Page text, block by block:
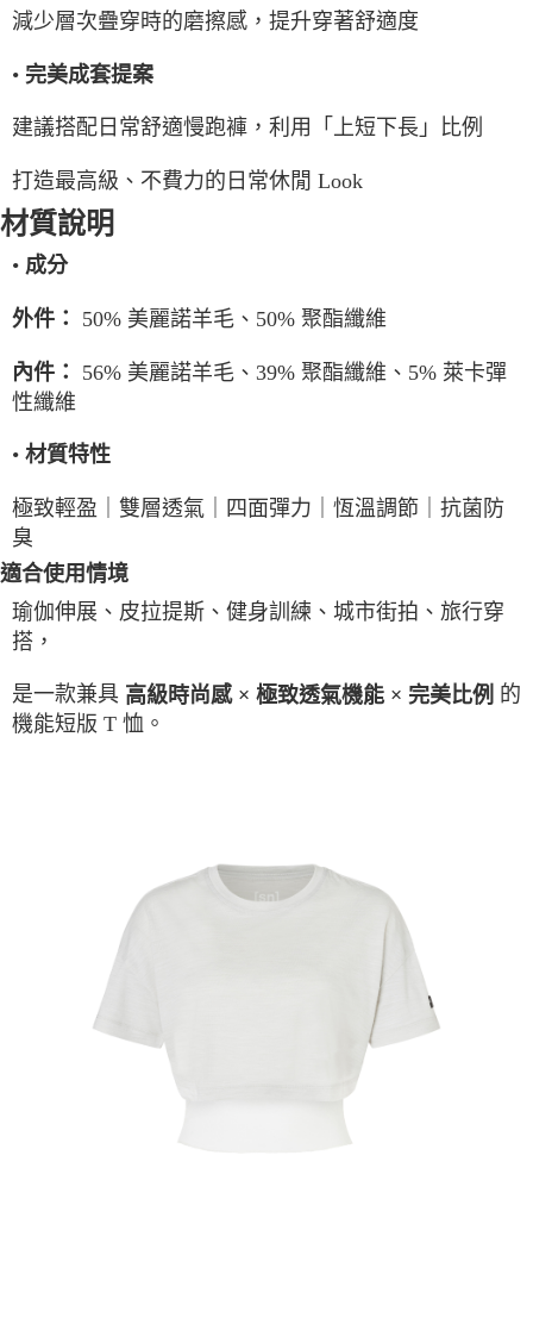
減少層次疊穿時的磨擦感，提升穿著舒適度
• 完美成套提案
建議搭配日常舒適慢跑褲，利用「上短下長」比例
打造最高級、不費力的日常休閒 Look
材質說明
• 成分
外件： 50% 美麗諾羊毛、50% 聚酯纖維
內件：
56% 美麗諾羊毛、39% 聚酯纖維、5% 萊卡彈
性纖維
• 材質特性
極致輕盈｜雙層透氣｜四面彈力｜恆溫調節｜抗菌防
臭
適合使用情境
瑜伽伸展、皮拉提斯、健身訓練、城市街拍、旅行穿
搭，
是一款兼具 高級時尚感 × 極致透氣機能 × 完美比例 的
機能短版 T 恤。